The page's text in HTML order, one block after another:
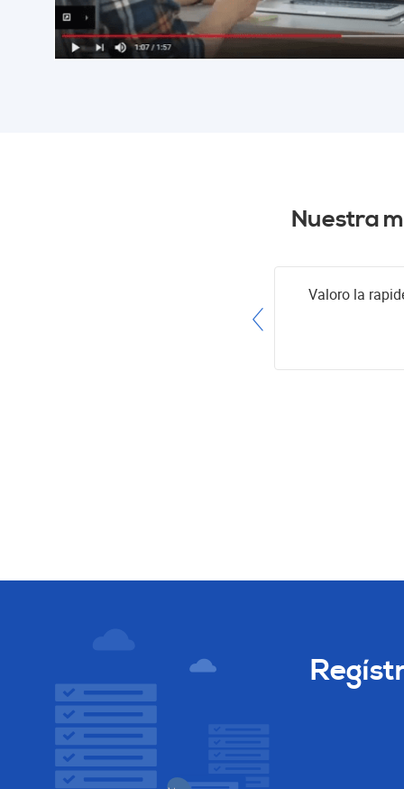
Nuestra
Valoro la